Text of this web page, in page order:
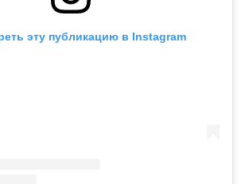
эту публикацию в Instagram